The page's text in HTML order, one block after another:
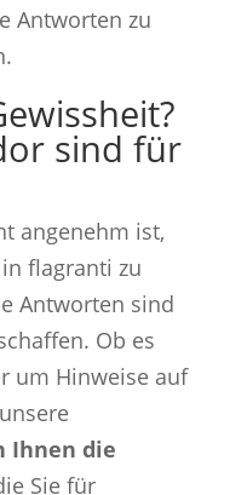
Antworten zu
sind für
angenehm ist,
flagranti zu
Antworten sind
Ob es
um Hinweise auf
Ihnen die
Sie für